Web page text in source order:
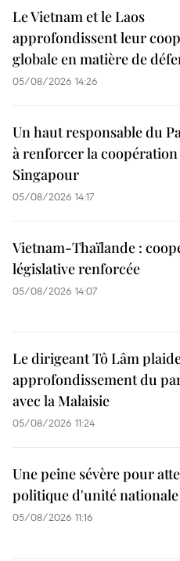
Le Vietnam et le Laos
approfondissent leur
globale en matière de
05/08/2026 14:26
Un haut responsable du
à renforcer la
Singapour
05/08/2026 14:17
Vietnam-Thaïlande :
législative renforcée
05/08/2026 14:07
Le dirigeant Tô Lâm
approfondissement du
avec la Malaisie
05/08/2026 11:24
Une peine sévère pour
politique d'unité nationale
05/08/2026 11:16